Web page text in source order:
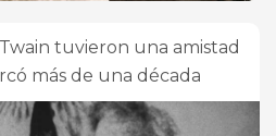
tuvieron una amistad
más de una década